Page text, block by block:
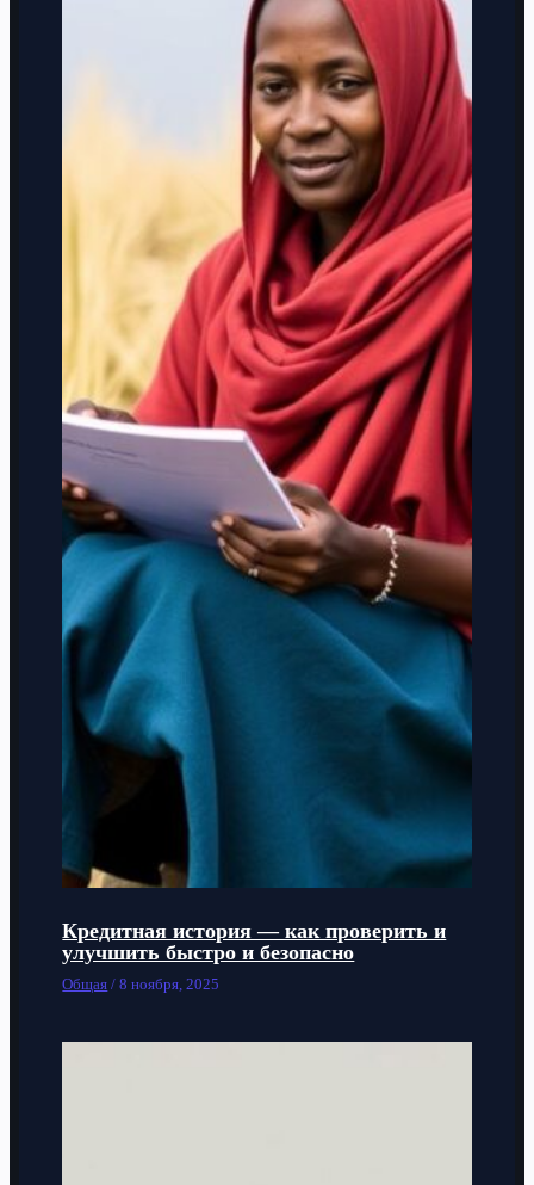
Кредитная история — как проверить и
улучшить быстро и безопасно
Общая /8 ноября, 2025